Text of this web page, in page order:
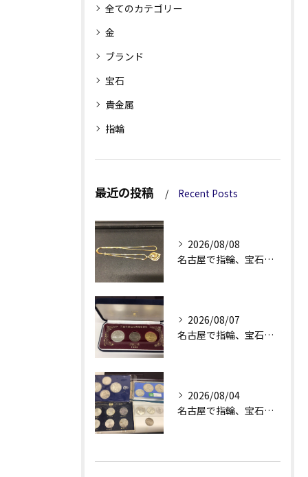
全てのカテゴリー
金
ブランド
宝石
貴金属
指輪
最近の投稿 Recent Posts
2026/08/08
名古屋で指輪、宝石買取なら当店で！！。
2026/08/07
名古屋で指輪、宝石買取なら当店で！！。
2026/08/04
名古屋で指輪、宝石買取なら当店で！！。